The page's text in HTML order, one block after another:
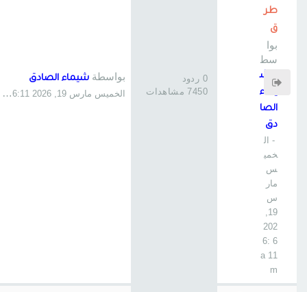
طر
ق
بوا
سط
ش
يماء
الصا
دق
- ال
خمي
س
مار
س
19,
202
6 6:
11 a
m
0 ردود
7450 مشاهدات
بواسطة شيماء الصادق
الخميس مارس 19, 2026 6:11 am